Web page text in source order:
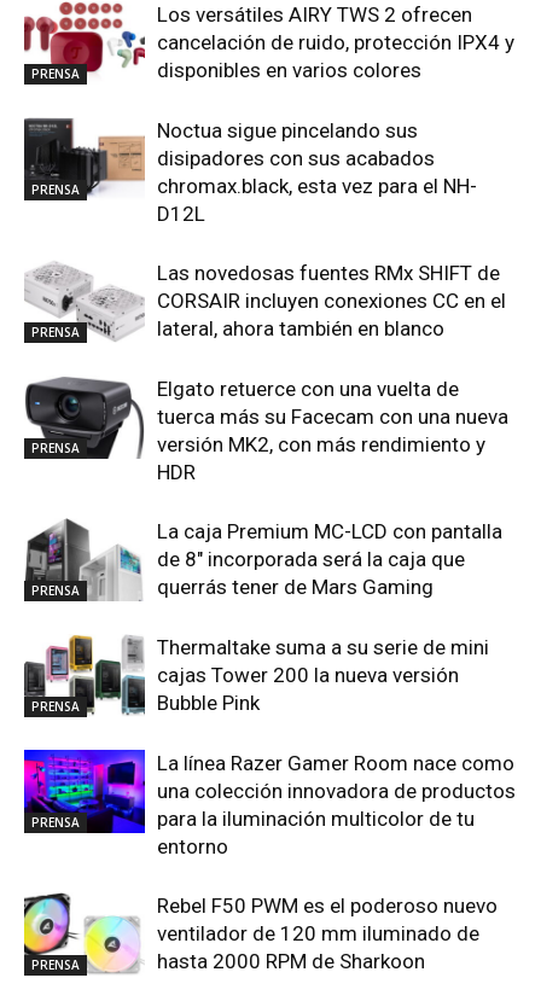
PRENSA
Los versátiles AIRY TWS 2 ofrecen
cancelación de ruido, protección IPX4 y
disponibles en varios colores
PRENSA
Noctua sigue pincelando sus
disipadores con sus acabados
chromax.black, esta vez para el NH-
D12L
PRENSA
Las novedosas fuentes RMx SHIFT de
CORSAIR incluyen conexiones CC en el
lateral, ahora también en blanco
PRENSA
Elgato retuerce con una vuelta de
tuerca más su Facecam con una nueva
versión MK2, con más rendimiento y
HDR
PRENSA
La caja Premium MC-LCD con pantalla
de 8″ incorporada será la caja que
querrás tener de Mars Gaming
PRENSA
Thermaltake suma a su serie de mini
cajas Tower 200 la nueva versión
Bubble Pink
PRENSA
La línea Razer Gamer Room nace como
una colección innovadora de productos
para la iluminación multicolor de tu
entorno
PRENSA
Rebel F50 PWM es el poderoso nuevo
ventilador de 120 mm iluminado de
hasta 2000 RPM de Sharkoon